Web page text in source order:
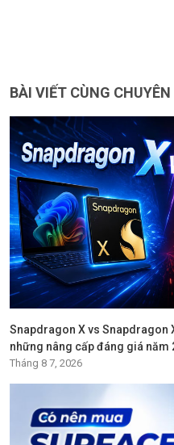
BÀI VIẾT CÙNG
Snapdragon X vs Snapdragon
những nâng cấp đáng giá năm
Tháng 8 7, 2026